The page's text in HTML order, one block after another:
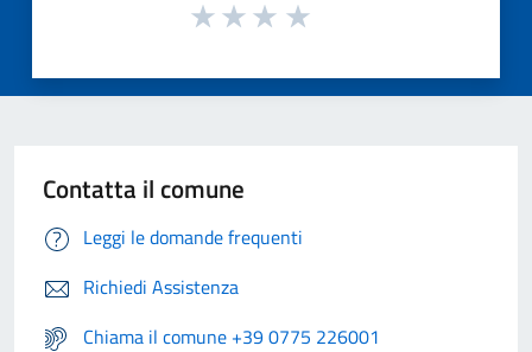
Contatta il comune
Leggi le domande frequenti
Richiedi Assistenza
Chiama il comune +39 0775 226001